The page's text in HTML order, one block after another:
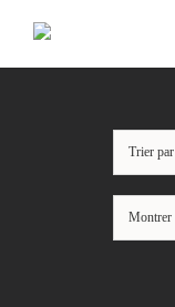
Trier par
Montrer